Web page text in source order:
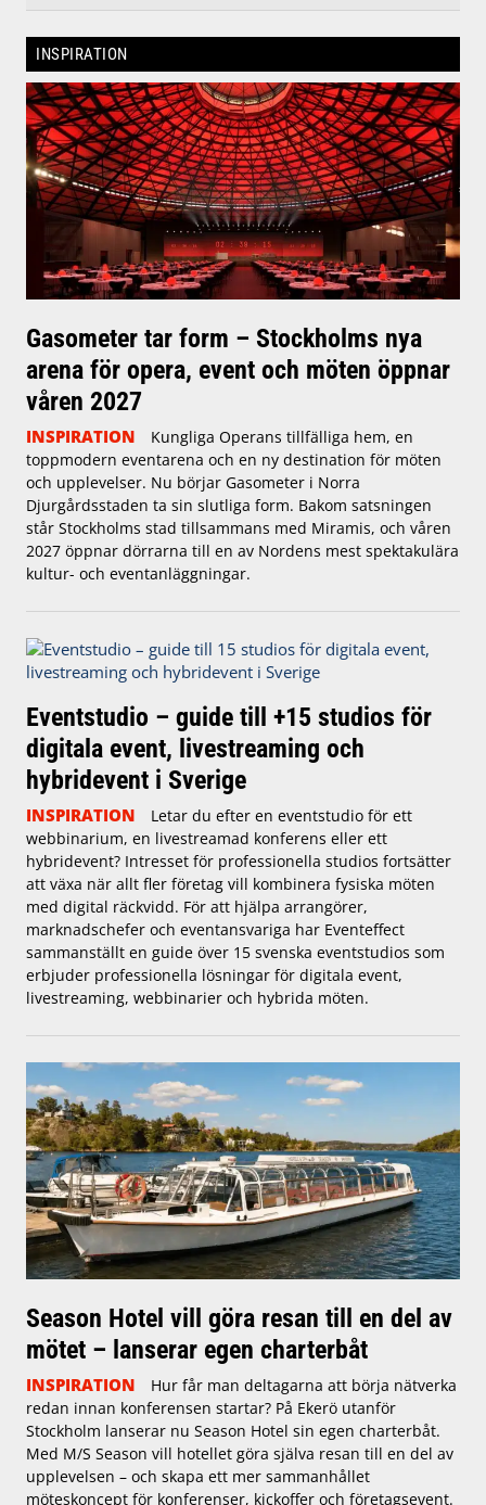
INSPIRATION
Gasometer tar form – Stockholms nya
arena för opera, event och möten öppnar
våren 2027
INSPIRATION
Kungliga Operans tillfälliga hem, en
toppmodern eventarena och en ny destination för möten
och upplevelser. Nu börjar Gasometer i Norra
Djurgårdsstaden ta sin slutliga form. Bakom satsningen
står Stockholms stad tillsammans med Miramis, och våren
2027 öppnar dörrarna till en av Nordens mest spektakulära
kultur- och eventanläggningar.
Eventstudio – guide till +15 studios för
digitala event, livestreaming och
hybridevent i Sverige
INSPIRATION
Letar du efter en eventstudio för ett
webbinarium, en livestreamad konferens eller ett
hybridevent? Intresset för professionella studios fortsätter
att växa när allt fler företag vill kombinera fysiska möten
med digital räckvidd. För att hjälpa arrangörer,
marknadschefer och eventansvariga har Eventeffect
sammanställt en guide över 15 svenska eventstudios som
erbjuder professionella lösningar för digitala event,
livestreaming, webbinarier och hybrida möten.
Season Hotel vill göra resan till en del av
mötet – lanserar egen charterbåt
INSPIRATION
Hur får man deltagarna att börja nätverka
redan innan konferensen startar? På Ekerö utanför
Stockholm lanserar nu Season Hotel sin egen charterbåt.
Med M/S Season vill hotellet göra själva resan till en del av
upplevelsen – och skapa ett mer sammanhållet
möteskoncept för konferenser, kickoffer och företagsevent.